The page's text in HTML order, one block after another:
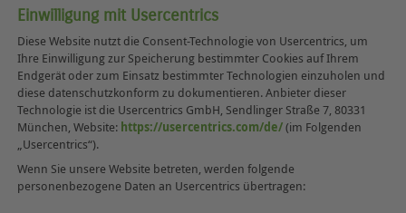
Einwilligung mit Usercentrics
Diese Website nutzt die Consent-Technologie von Usercentrics, um
Ihre Einwilligung zur Speicherung bestimmter Cookies auf Ihrem
Endgerät oder zum Einsatz bestimmter Technologien einzuholen und
diese datenschutzkonform zu dokumentieren. Anbieter dieser
Technologie ist die Usercentrics GmbH, Sendlinger Straße 7, 80331
München, Website: https://usercentrics.com/de/(im Folgenden
„Usercentrics“).
Wenn Sie unsere Website betreten, werden folgende
personenbezogene Daten an Usercentrics übertragen: